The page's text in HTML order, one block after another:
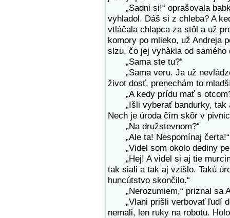
„Sadni si!“ oprašovala
vyhladol. Dáš si z chleba? A
vtláčala chlapca za stôl a už
komory po mlieko, už Andreja
slzu, čo jej vyhàkla od samého
„Sama ste tu?“
„Sama veru. Ja už
život dosť, prenechám to
„A kedy prídu mať s
„Išli vyberať bandurky, tak
Nech je úroda čím skôr v
„Na družstevnom?“
„Ale ta! Nespomínaj čerta!“
„Videl som okolo dediny
„Hej! A videl si aj tie
tak siali a tak aj vzišlo. Takú
huncútstvo skončilo.“
„Nerozumiem,“ priznal sa
„Vlani prišli verbovať ľudí
nemali, len ruky na robotu.